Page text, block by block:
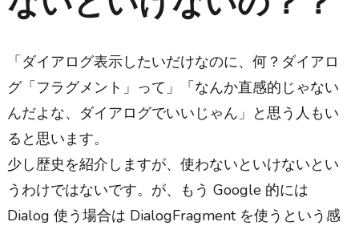
「ダイアログ表示したいだけなのに、何？ダイアロ
グ「フラグメント」って」「なんか直感的じゃない
んだよな、ダイアログでいいじゃん」と思う人もい
ると思います。
少し歴史を紹介しますが、使わないといけないとい
うわけではないです。が、もう Google 的には
Dialog 使う場合は DialogFragment を使うという感